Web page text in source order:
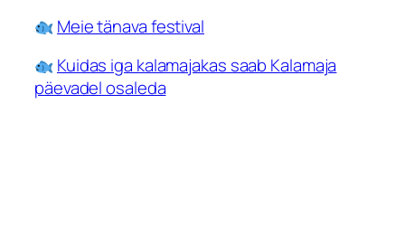
Meie tänava festival
Kuidas iga kalamajakas saab Kalamaja
päevadel osaleda